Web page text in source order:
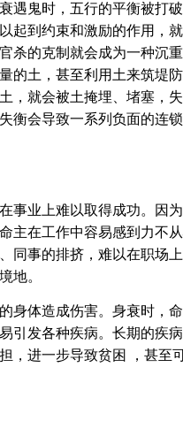
遇鬼时，五行的平衡被打
起到约束和激励的作用，
杀的克制就会成为一种沉
的土，甚至利用土来筑堤
，就会被土掩埋、堵塞，
衡会导致一系列负面的连
事业上难以取得成功。因
主在工作中容易感到力不
同事的排挤，难以在职场
地。
身体造成伤害。身衰时，
引发各种疾病。长期的疾
，进一步导致贫困 ，甚至